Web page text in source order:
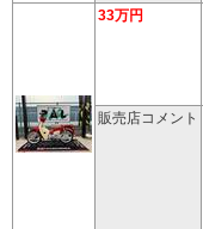
33万円
販売店コメント